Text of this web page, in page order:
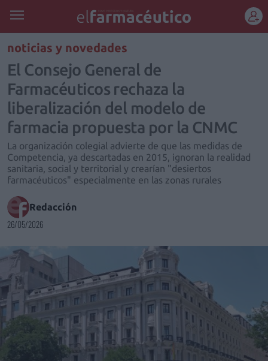
REGÍSTRATE
noticias y novedades
El Consejo General de
Farmacéuticos rechaza la
liberalización del modelo de
farmacia propuesta por la CNMC
La organización colegial advierte de que las medidas de
Competencia, ya descartadas en 2015, ignoran la realidad
sanitaria, social y territorial y crearían "desiertos
farmacéuticos" especialmente en las zonas rurales
Redacción
26/05/2026